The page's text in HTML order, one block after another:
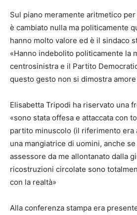
Sul piano meramente aritmetico
è cambiato nulla ma politicamente
hanno molto valore ed è il sindaco
«Hanno indebolito politicamente la
centrosinistra e il Partito
questo gesto non si dimostra
Elisabetta Tripodi ha riservato una
«sono stata offesa e attaccata con
partito minuscolo (il riferimento era
una mangiatrice di uomini, anche
assessore da me allontanato dalla
ricostruzioni circolate sono
con la realtà»
Alla conferenza stampa era